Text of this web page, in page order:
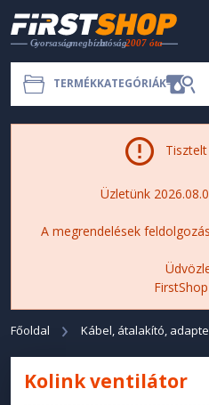
TERMÉKKATEGÓRIÁK
Üzletünk
A megrendelések
Főoldal Kábel, átalakító,
Kolink ventilátor